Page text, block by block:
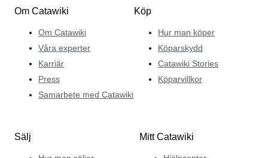
Om Catawiki
Om Catawiki
Våra experter
Karriär
Press
Samarbete med Catawiki
Köp
Hur man köper
Köparskydd
Catawiki Stories
Köparvillkor
Sälj Mitt Catawiki